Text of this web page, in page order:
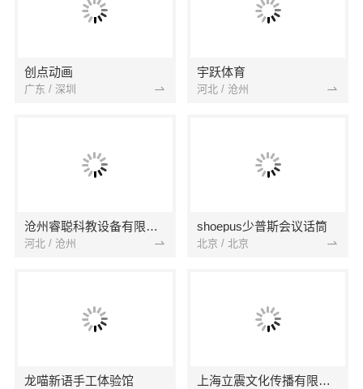
创点动画
广东 / 深圳
宇跃体育
河北 / 沧州
沧州睿聪科教设备有限公司
河北 / 沧州
shoepus少普斯会议话筒
北京 / 北京
龙喵新语手工体验馆 上海立震文化传播有限公司